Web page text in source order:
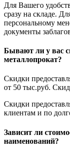
Для Вашего
сразу на складе.
персональному
документы
Бывают ли у вас
металлопрокат?
Скидки
от 50 тыс.руб.
Скидки
клиентам и по
Зависит ли
наименований?